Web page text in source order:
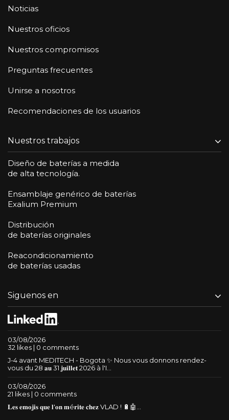
Noticias
Nuestros oficios
Nuestros compromisos
Preguntas frecuentes
Unirse a nosotros
Recomendaciones de los usuarios
Nuestros trabajos
Diseño de baterías a medida
de alta tecnología.
Ensamblaje genérico de baterías
Exalium Premium
Distribución
de baterías originales
Reacondicionamiento
de baterías usadas
Siguenos en
03/08/2026
32 likes | 0 comments
J-4 avant MEDITECH - Bogota ✨ Nous vous donnons rendez-
vous du 28 𝐚𝐮 31 𝐣𝐮𝐢𝐥𝐥𝐞𝐭 2026 à l'I...
03/08/2026
21 likes | 0 comments
𝐋𝐞𝐬 𝐞𝐦𝐨𝐣𝐢𝐬 𝐪𝐮𝐞 𝐥'𝐨𝐧 𝐦é𝐫𝐢𝐭𝐞 𝐜𝐡𝐞𝐳 VLAD ! 🔋🤖...